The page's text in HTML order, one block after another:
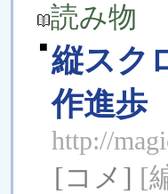
読み物
■ 縦スク
作進歩
http://
[コメ] [